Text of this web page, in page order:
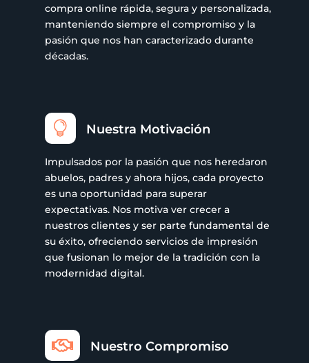
compra online rápida, segura y personalizada,
manteniendo siempre el compromiso y la
pasión que nos han caracterizado durante
décadas.
 Nuestra Motivación
Impulsados por la pasión que nos heredaron
abuelos, padres y ahora hijos, cada proyecto
es una oportunidad para superar
expectativas. Nos motiva ver crecer a
nuestros clientes y ser parte fundamental de
su éxito, ofreciendo servicios de impresión
que fusionan lo mejor de la tradición con la
modernidad digital.
 Nuestro Compromiso